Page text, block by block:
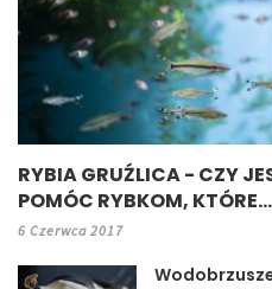
RYBIA GRUŹLICA - CZY
POMÓC RYBKOM, KTÓRE...
6 Czerwca 2017